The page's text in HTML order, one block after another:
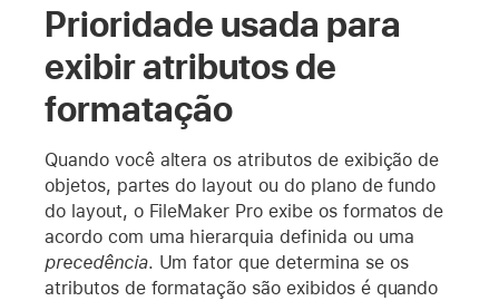
Prioridade usada para
exibir atributos de
formatação
Quando você altera os atributos de exibição de
objetos, partes do layout ou do plano de fundo
do layout, o FileMaker Pro exibe os formatos de
acordo com uma hierarquia definida ou uma
precedência. Um fator que determina se os
atributos de formatação são exibidos é quando